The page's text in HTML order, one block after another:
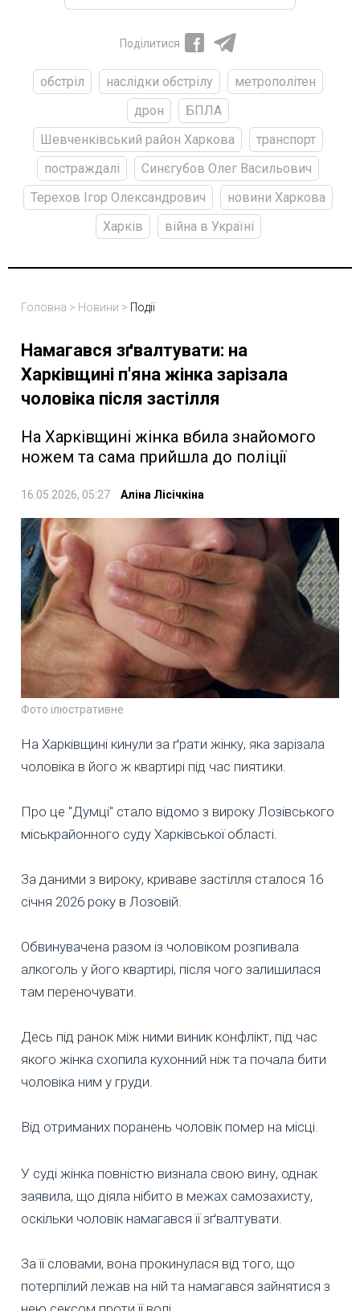
Поділитися
обстріл наслідки обстрілу
метрополітен
дрон
БПЛА
Шевченківський район Харкова
транспорт
постраждалі
Синєгубов Олег Васильович
Терехов Ігор Олександрович
новини Харкова
Харків
війна в Україні
Головна > Новини > Події
Намагався зґвалтувати: на
Харківщині п'яна жінка зарізала
чоловіка після застілля
На Харківщині жінка вбила знайомого
ножем та сама прийшла до поліції
16.05.2026, 05:27 Аліна Лісічкіна
Фото ілюстративне
На Харківщині кинули за ґрати жінку, яка зарізала
чоловіка в його ж квартирі під час пиятики.
Про це "Думці" стало відомо з вироку Лозівського
міськрайонного суду Харківської області.
За даними з вироку, криваве застілля сталося 16
січня 2026 року в Лозовій.
Обвинувачена разом із чоловіком розпивала
алкоголь у його квартирі, після чого залишилася
там переночувати.
Десь під ранок між ними виник конфлікт, під час
якого жінка схопила кухонний ніж та почала бити
чоловіка ним у груди.
Від отриманих поранень чоловік помер на місці.
У суді жінка повністю визнала свою вину, однак
заявила, що діяла нібито в межах самозахисту,
оскільки чоловік намагався її зґвалтувати.
За її словами, вона прокинулася від того, що
потерпілий лежав на ній та намагався зайнятися з